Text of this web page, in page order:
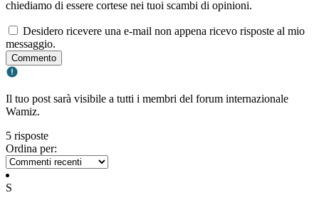
chiediamo di essere cortese nei tuoi scambi di opinioni.
Desidero ricevere una e-mail non appena ricevo risposte al mio
messaggio.
Commento
Il tuo post sarà visibile a tutti i membri del forum internazionale
Wamiz.
5 risposte
Ordina per:
S